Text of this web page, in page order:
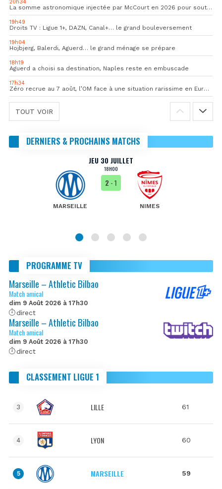
20h34
La somme astronomique injectée par McCourt en 2026 pour soutenir l’OM
19h49
Droits TV : Ligue 1+, DAZN, Canal+… le grand bouleversement
19h04
Hojbjerg, Balerdi, Aguerd… le grand ménage se prépare
18h19
Aguerd a choisi sa destination, Naples reste en embuscade
17h34
Zéro recrue au 7 août, l’OM face à une situation rarissime en Europe
TOUT VOIR
DERNIERS & PROCHAINS MATCHS
JEU 30 JUILLET
18H00
MARSEILLE
2 - 1
NIMES
PROGRAMME TV
Marseille – Athletic Bilbao
Match amical
dim 9 Août 2026 à 17h30
direct
Marseille – Athletic Bilbao
Match amical
dim 9 Août 2026 à 17h30
direct
CLASSEMENT LIGUE 1
3 LILLE 61
4 LYON 60
5 MARSEILLE 59